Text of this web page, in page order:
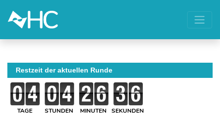
Restzeit der aktuellen Runde
TAGE STUNDEN MINUTEN SEKUNDEN